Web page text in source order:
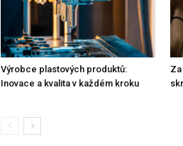
Výrobce plastových produktů:
Inovace a kvalita v každém kroku